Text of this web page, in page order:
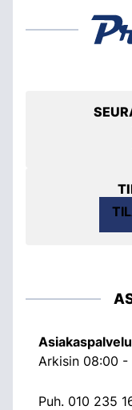
Arkisin 08:00 -
Puh. 010 235